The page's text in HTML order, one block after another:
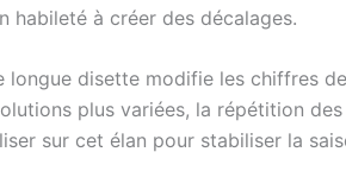
habileté à créer des décalages.
longue disette modifie les chiffres
plus variées, la répétition
sur cet élan pour stabiliser la